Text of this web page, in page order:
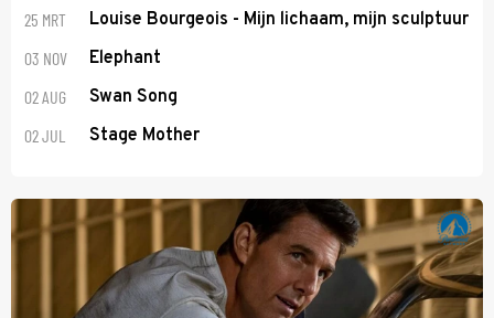
25 MRT Louise Bourgeois - Mijn lichaam, mijn sculptuur
03 NOV Elephant
02 AUG Swan Song
02 JUL Stage Mother